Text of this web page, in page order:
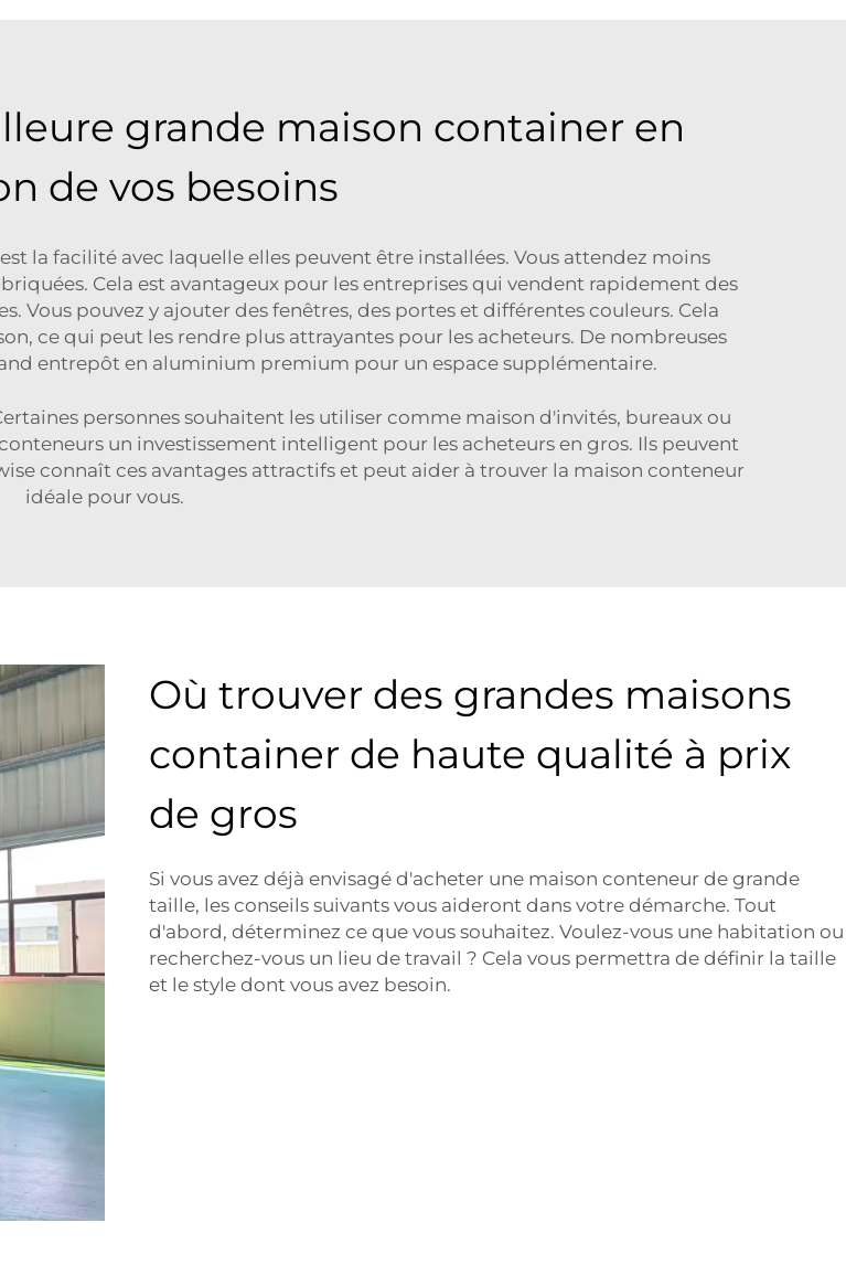
grande maison container en
de vos besoins
la facilité avec laquelle elles peuvent être installées. Vous attendez moins
Cela est avantageux pour les entreprises qui vendent rapidement des
Vous pouvez y ajouter des fenêtres, des portes et différentes couleurs. Cela
ce qui peut les rendre plus attrayantes pour les acheteurs. De nombreuses
entrepôt en aluminium premium pour un espace supplémentaire.
personnes souhaitent les utiliser comme maison d'invités, bureaux ou
un investissement intelligent pour les acheteurs en gros. Ils peuvent
connaît ces avantages attractifs et peut aider à trouver la maison conteneur
idéale pour vous.
Où trouver des grandes maisons
container de haute qualité à prix
de gros
Si vous avez déjà envisagé d'acheter une maison conteneur de grande
taille, les conseils suivants vous aideront dans votre démarche. Tout
d'abord, déterminez ce que vous souhaitez. Voulez-vous une habitation ou
recherchez-vous un lieu de travail ? Cela vous permettra de définir la taille
et le style dont vous avez besoin.